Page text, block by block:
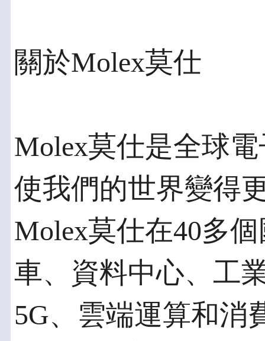
關於Molex莫仕
Molex莫仕是全球
使我們的世界變得
Molex莫仕在40多
車、資料中心、工
5G、雲端運算和消